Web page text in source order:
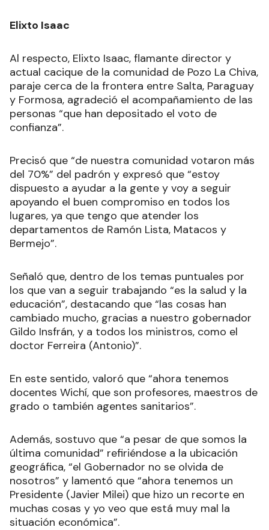
Elixto Isaac
Al respecto, Elixto Isaac, flamante director y
actual cacique de la comunidad de Pozo La Chiva,
paraje cerca de la frontera entre Salta, Paraguay
y Formosa, agradeció el acompañamiento de las
personas “que han depositado el voto de
confianza”.
Precisó que “de nuestra comunidad votaron más
del 70%” del padrón y expresó que “estoy
dispuesto a ayudar a la gente y voy a seguir
apoyando el buen compromiso en todos los
lugares, ya que tengo que atender los
departamentos de Ramón Lista, Matacos y
Bermejo”.
Señaló que, dentro de los temas puntuales por
los que van a seguir trabajando “es la salud y la
educación”, destacando que “las cosas han
cambiado mucho, gracias a nuestro gobernador
Gildo Insfrán, y a todos los ministros, como el
doctor Ferreira (Antonio)”.
En este sentido, valoró que “ahora tenemos
docentes Wichí, que son profesores, maestros de
grado o también agentes sanitarios”.
Además, sostuvo que “a pesar de que somos la
última comunidad” refiriéndose a la ubicación
geográfica, “el Gobernador no se olvida de
nosotros” y lamentó que “ahora tenemos un
Presidente (Javier Milei) que hizo un recorte en
muchas cosas y yo veo que está muy mal la
situación económica”.